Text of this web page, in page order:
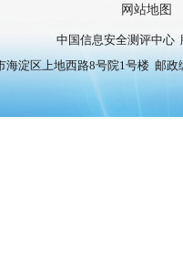
网站地图
中国信息安全测评中心
海淀区上地西路8号院1号楼 邮